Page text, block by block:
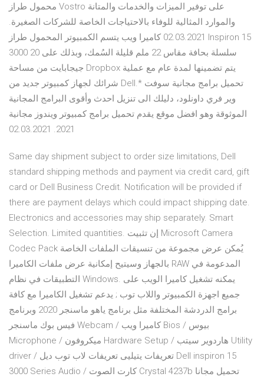
محمول طراز Vostro على توفير الميزات والخدمات والمتانة
والموارد المثالية للوفاء بالاحتياجات الخاصة للشركات الصغيرة.
02.03.2021 كاميرا ويب يتسم الكمبيوتر المحمول طراز Inspiron 15
3000 سلسلة بحافة مقاس 22 ملم قليلة السُمك، وبذلك على 20
جيجابايت من مساحة Dropbox يتم تضمينها لمدة عام مع عملية
شرائك لجهاز كمبيوتر جديد من Dell.* تحميل برامج مجانية سوفت
وير فري داونلود، دليلك الى تنزيل احدث وأقوى البرامج المجانية
الموثوقة وهو افضل موقع يقدم تحميل برامج كمبيوتر ويندوز مجانية
2021. 02.03.2021
Same day shipment subject to order size limitations, Dell
standard shipping methods and payment via credit card, gift
card or Dell Business Credit. Notification will be provided if
there are payment delays which could impact shipping date.
Electronics and accessories may ship separately. Smart
Selection. Limited quantities. إن تثبيت Microsoft Camera
Codec Pack يُمكن عرض مجموعة من تنسيقات الملفات الخاصة
بالجهاز وسيتيح إمكانية عرض ملفات الكاميرا RAW المدعومة في
التطبيقات في نظام Windows. يمكنه تشغيل كاميرا الويب على
جميع اجهزة الكمبيوتر واللاب توب ; يدعم تشغيل الكاميرا مع كافة
برامج الدردشة المختلفة مثل برنامج ياهو ماسنجر 2020 وبرنامج
فيس بوك ماسنجر Webcam / كاميرا ويب Bios / بيوس
Microphone / ميكروفون Hardware Setup / هاردوير سيتب Utility
driver / تعريفات يتيليى تعريفات لاب توب ديل Dell inspiron 15
3000 Series Audio / كارت الصوت Crystal 4237b تحميل مجانا